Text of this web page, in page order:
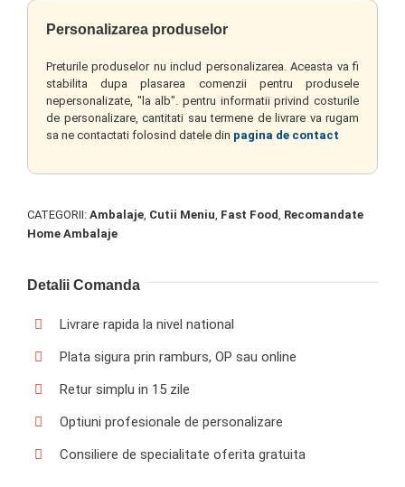
Personalizarea produselor
Preturile produselor nu includ personalizarea. Aceasta va fi
stabilita dupa plasarea comenzii pentru produsele
nepersonalizate, "la alb". pentru informatii privind costurile
de personalizare, cantitati sau termene de livrare va rugam
sa ne contactati folosind datele din pagina de contact
CATEGORII: Ambalaje, Cutii Meniu, Fast Food, Recomandate
Home Ambalaje
Detalii Comanda
Livrare rapida la nivel national
Plata sigura prin ramburs, OP sau online
Retur simplu in 15 zile
Optiuni profesionale de personalizare
Consiliere de specialitate oferita gratuita